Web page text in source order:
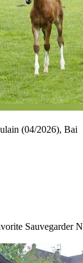
(04/2026), Bai
Sauvegarder